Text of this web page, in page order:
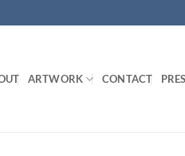
ARTWORK CONTACT